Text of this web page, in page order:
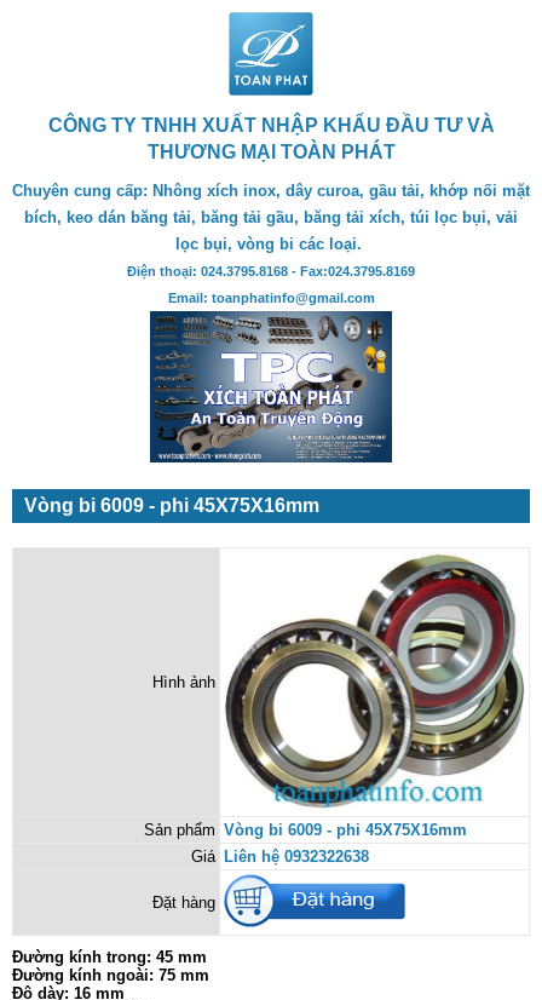
CÔNG TY TNHH XUẤT NHẬP KHẨU ĐẦU TƯ VÀ
THƯƠNG MẠI TOÀN PHÁT
Chuyên cung cấp: Nhông xích inox, dây curoa, gầu tải, khớp nối mặt
bích, keo dán băng tải, băng tải gầu, băng tải xích, túi lọc bụi, vải
lọc bụi, vòng bi các loại.
Điện thoại: 024.3795.8168 - Fax:024.3795.8169
Email: toanphatinfo@gmail.com
Vòng bi 6009 - phi 45X75X16mm
Hình ảnh
Sản phẩm Vòng bi 6009 - phi 45X75X16mm
Giá Liên hệ 0932322638
Đặt hàng
Đường kính trong: 45 mm
Đường kính ngoài: 75 mm
Độ dày: 16 mm